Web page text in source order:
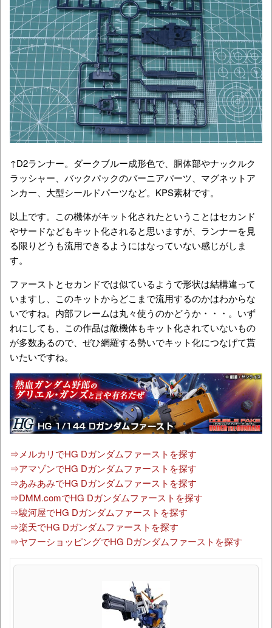
↑D2ランナー。ダークブルー成形色で、胴体部やナックルク
ラッシャー、バックパックのバーニアパーツ、マグネットア
ンカー、大型シールドパーツなど。KPS素材です。
以上です。この機体がキット化されたということはセカンド
やサードなどもキット化されると思いますが、ランナーを見
る限りどうも流用できるようにはなっていない感じがしま
す。
ファーストとセカンドでは似ているようで形状は結構違って
いますし、このキットからどこまで流用するのかはわからな
いですね。内部フレームは丸々使うのかどうか・・・。いず
れにしても、この作品は敵機体もキット化されていないもの
が多数あるので、ぜひ網羅する勢いでキット化につなげて貰
いたいですね。
⇒メルカリでHG Dガンダムファーストを探す
⇒アマゾンでHG Dガンダムファーストを探す
⇒あみあみでHG Dガンダムファーストを探す
⇒DMM.comでHG Dガンダムファーストを探す
⇒駿河屋でHG Dガンダムファーストを探す
⇒楽天でHG Dガンダムファーストを探す
⇒ヤフーショッピングでHG Dガンダムファーストを探す